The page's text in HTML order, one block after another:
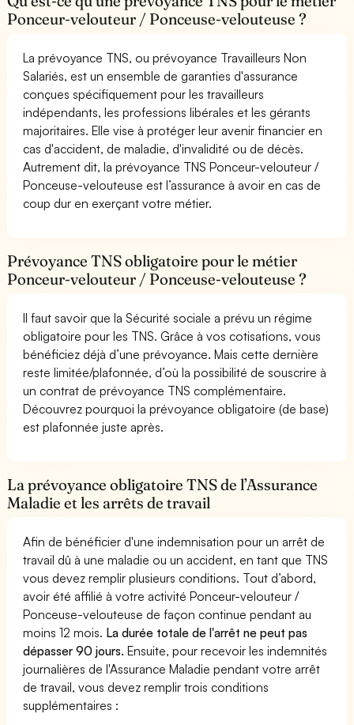
Ponceur-velouteur / Ponceuse-velouteuse ?
La prévoyance TNS, ou prévoyance Travailleurs Non
Salariés, est un ensemble de garanties d'assurance
conçues spécifiquement pour les travailleurs
indépendants, les professions libérales et les gérants
majoritaires. Elle vise à protéger leur avenir financier en
cas d'accident, de maladie, d'invalidité ou de décès.
Autrement dit, la prévoyance TNS Ponceur-velouteur /
Ponceuse-velouteuse est l’assurance à avoir en cas de
coup dur en exerçant votre métier.
Prévoyance TNS obligatoire pour le métier
Ponceur-velouteur / Ponceuse-velouteuse ?
Il faut savoir que la Sécurité sociale a prévu un régime
obligatoire pour les TNS. Grâce à vos cotisations, vous
bénéficiez déjà d’une prévoyance. Mais cette dernière
reste limitée/plafonnée, d’où la possibilité de souscrire à
un contrat de prévoyance TNS complémentaire.
Découvrez pourquoi la prévoyance obligatoire (de base)
est plafonnée juste après.
La prévoyance obligatoire TNS de l’Assurance
Maladie et les arrêts de travail
Afin de bénéficier d'une indemnisation pour un arrêt de
travail dû à une maladie ou un accident, en tant que TNS
vous devez remplir plusieurs conditions. Tout d’abord,
avoir été affilié à votre activité Ponceur-velouteur /
Ponceuse-velouteuse de façon continue pendant au
moins 12 mois. La durée totale de l'arrêt ne peut pas
dépasser 90 jours. Ensuite, pour recevoir les indemnités
journalières de l'Assurance Maladie pendant votre arrêt
de travail, vous devez remplir trois conditions
supplémentaires :